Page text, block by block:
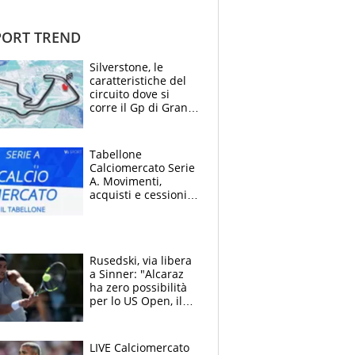
TREND
Silverstone, le
caratteristiche del
circuito dove si
corre il Gp di Gran
Tabellone
Calciomercato Serie
A. Movimenti,
acquisti e cessioni:
Rusedski, via libera
a Sinner: "Alcaraz
ha zero possibilità
per lo US Open, il
LIVE Calciomercato